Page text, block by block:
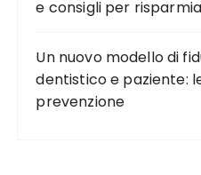
e consigli per
Un nuovo modello di
dentistico e paziente:
prevenzione